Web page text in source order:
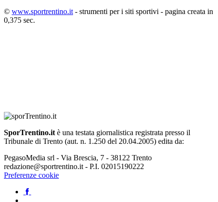
© www.sportrentino.it- strumenti per i siti sportivi - pagina creata in
0,375 sec.
SporTrentino.itè una testata giornalistica registrata presso il
Tribunale di Trento (aut. n. 1.250 del 20.04.2005) edita da:
PegasoMedia srl - Via Brescia, 7 - 38122 Trento
redazione@sportrentino.it - P.I. 02015190222
Preferenze cookie